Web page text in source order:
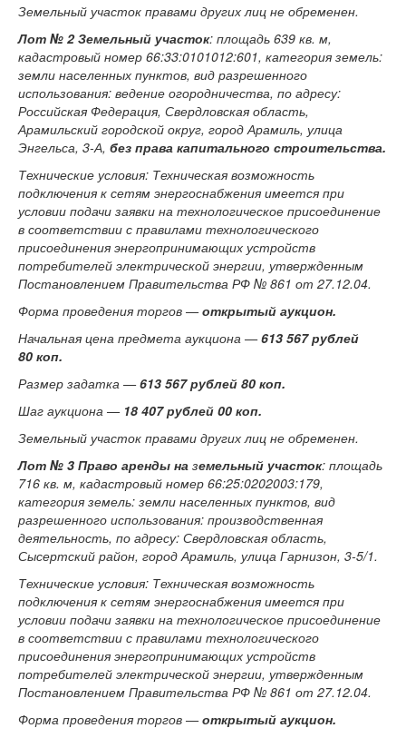
Земельный участок правами других лиц не обременен.
Лот № 2 Земельный участок: площадь 639 кв. м,
кадастровый номер 66:33:0101012:601, категория земель:
земли населенных пунктов, вид разрешенного
использования: ведение огородничества, по адресу:
Российская Федерация, Свердловская область,
Арамильский городской округ, город Арамиль, улица
Энгельса, 3-А, без права капитального строительства.
Технические условия: Техническая возможность
подключения к сетям энергоснабжения имеется при
условии подачи заявки на технологическое присоединение
в соответствии с правилами технологического
присоединения энергопринимающих устройств
потребителей электрической энергии, утвержденным
Постановлением Правительства РФ № 861 от 27.12.04.
Форма проведения торгов —открытый аукцион.
Начальная цена предмета аукциона —613 567 рублей
80 коп.
Размер задатка —613 567 рублей 80 коп.
Шаг аукциона — 18 407 рублей 00 коп.
Земельный участок правами других лиц не обременен.
Лот № 3 Право аренды на земельный участок: площадь
716 кв. м, кадастровый номер 66:25:0202003:179,
категория земель: земли населенных пунктов, вид
разрешенного использования: производственная
деятельность, по адресу: Свердловская область,
Сысертский район, город Арамиль, улица Гарнизон, 3-5/1.
Технические условия: Техническая возможность
подключения к сетям энергоснабжения имеется при
условии подачи заявки на технологическое присоединение
в соответствии с правилами технологического
присоединения энергопринимающих устройств
потребителей электрической энергии, утвержденным
Постановлением Правительства РФ № 861 от 27.12.04.
Форма проведения торгов —открытый аукцион.